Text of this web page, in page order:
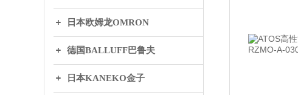
日本欧姆龙OMRON
德国BALLUFF巴鲁夫
日本KANEKO金子